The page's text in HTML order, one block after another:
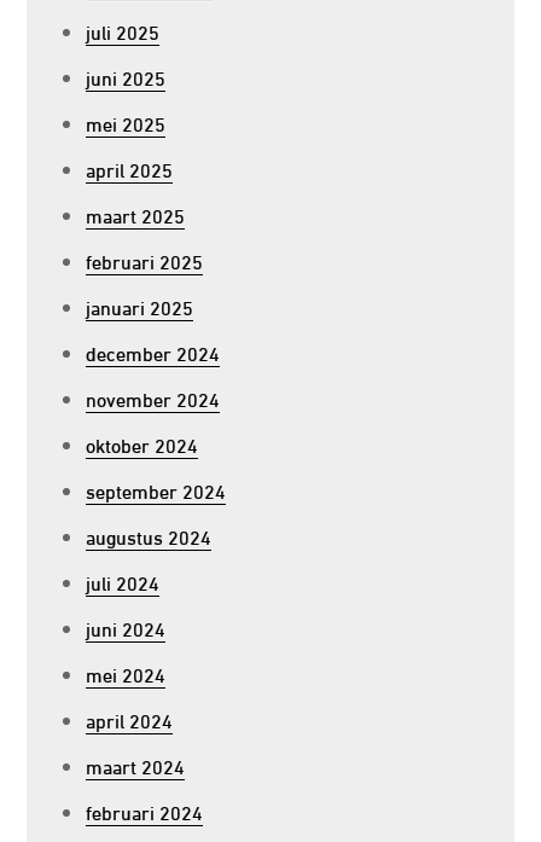
juli 2025
juni 2025
mei 2025
april 2025
maart 2025
februari 2025
januari 2025
december 2024
november 2024
oktober 2024
september 2024
augustus 2024
juli 2024
juni 2024
mei 2024
april 2024
maart 2024
februari 2024